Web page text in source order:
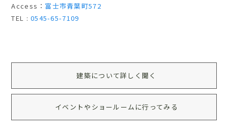
Access： 富士市青葉町572
TEL :0545-65-7109
建築について詳しく聞く
イベントやショールームに行ってみる